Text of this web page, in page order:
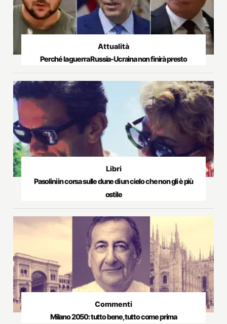
Attualità
Perché la guerra Russia-Ucraina non finirà presto
Libri
Pasolini in corsa sulle dune di un cielo che non gli è più
ostile
Commenti
Milano 2050: tutto bene, tutto come prima